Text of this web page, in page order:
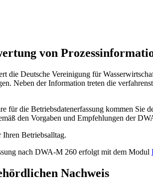
von
die Deutsche Vereinigung für
Neben der Information treten die
für die Betriebsdatenerfassung kommen
den Vorgaben und Empfehlungen der
Ihren Betriebsalltag.
nach DWA-M 260 erfolgt mit dem Modul
Nachweis